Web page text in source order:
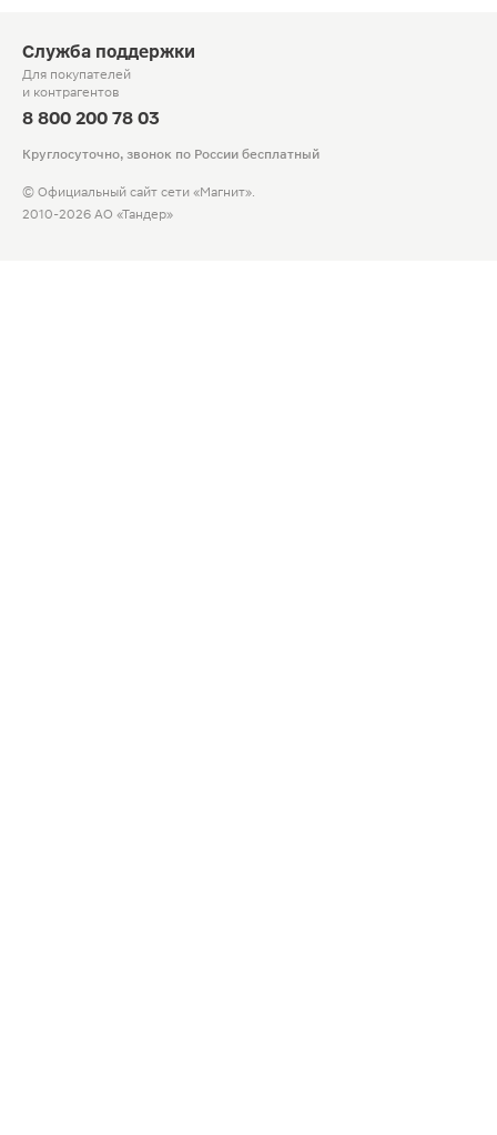
Служба поддержки
Для покупателей
и контрагентов
8 800 200 78 03
Круглосуточно, звонок по России бесплатный
© Официальный сайт сети «Магнит».
2010-2026 АО «Тандер»